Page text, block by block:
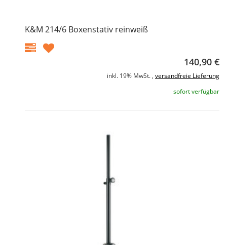
K&M 214/6 Boxenstativ reinweiß
140,90 €
inkl. 19% MwSt. , versandfreie Lieferung
sofort verfügbar